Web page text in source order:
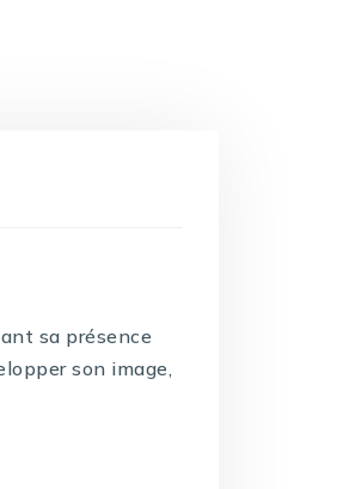
sa présence
son image,